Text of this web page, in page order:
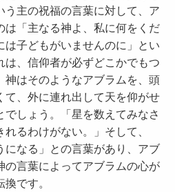
う主の祝福の言葉に対して、ア
は「主なる神よ、私に何をくだ
は子どもがいませんのに」とい
は、信仰者が必ずどこかでもつ
神はそのようなアブラムを、頭
て、外に連れ出して天を仰がせ
でしょう。「星を数えてみなさ
るわけがない。」そして、
になる」との言葉があり、アブ
の言葉によってアブラムの心が
です。